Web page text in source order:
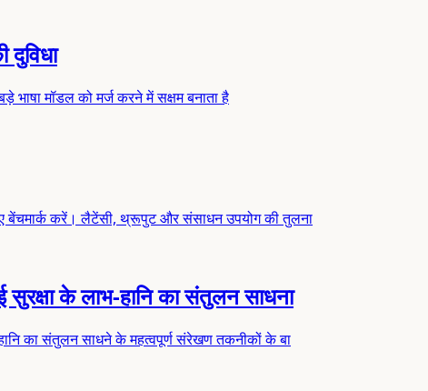
भाषा मॉडल को मर्ज करने में सक्षम बनाता है
बेंचमार्क करें। लैटेंसी, थ्रूपुट और संसाधन उपयोग की तुलना
के लाभ-हानि का संतुलन साधना
का संतुलन साधने के महत्वपूर्ण संरेखण तकनीकों के बा